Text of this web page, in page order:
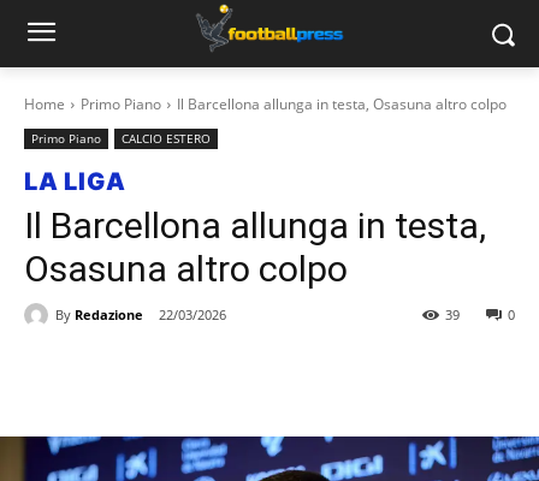
Home Primo Piano Il Barcellona allunga in testa, Osasuna altro colpo
Primo Piano CALCIO ESTERO
LA LIGA
Il Barcellona allunga in testa,
Osasuna altro colpo
By Redazione 22/03/2026 0
39